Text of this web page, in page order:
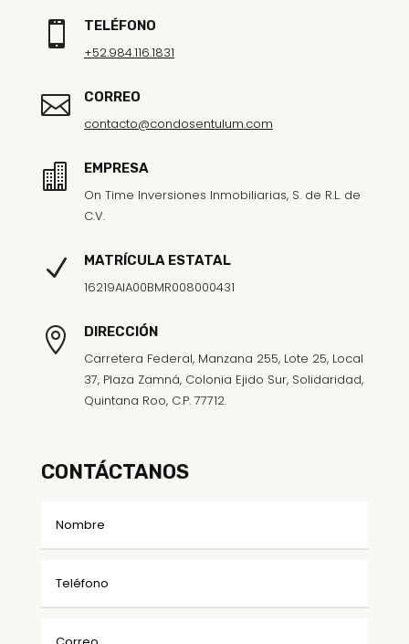
 TELÉFONO
+52.984.116.1831
 CORREO
contacto@condosentulum.com
 EMPRESA
On Time Inversiones Inmobiliarias, S. de R.L. de
C.V.
N MATRÍCULA ESTATAL
16219AIA00BMR008000431
 DIRECCIÓN
Carretera Federal, Manzana 255, Lote 25, Local
37, Plaza Zamná, Colonia Ejido Sur, Solidaridad,
Quintana Roo, C.P. 77712.
CONTÁCTANOS